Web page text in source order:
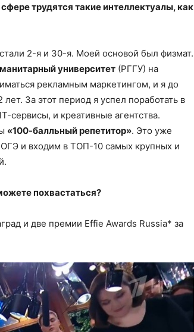
трудятся такие интеллектуалы, как
2-я и 30-я. Моей основой был физмат.
университет (РГГУ) на
рекламным маркетингом, и я до
За этот период я успел поработать в
сервисы, и креативные агентства.
«100-балльный репетитор». Это уже
и входим в ТОП-10 самых крупных и
похвастаться?
и две премии Effie Awards Russia* за